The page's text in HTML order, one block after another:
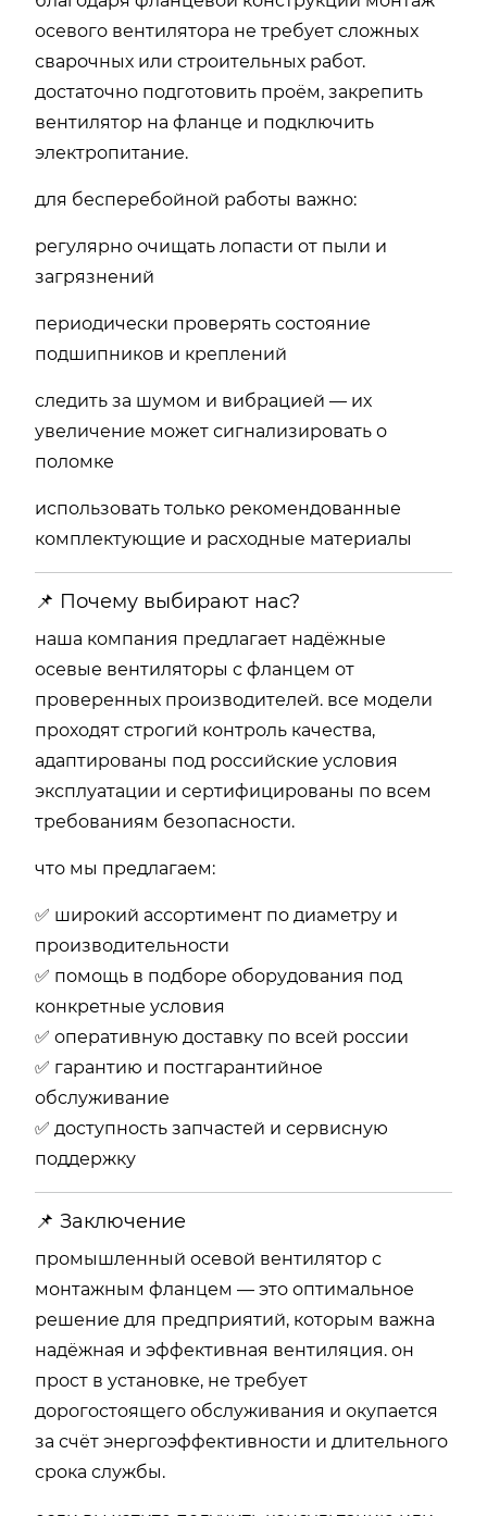
осевого вентилятора не требует сложных
сварочных или строительных работ.
достаточно подготовить проём, закрепить
вентилятор на фланце и подключить
электропитание.
для бесперебойной работы важно:
регулярно очищать лопасти от пыли и
загрязнений
периодически проверять состояние
подшипников и креплений
следить за шумом и вибрацией — их
увеличение может сигнализировать о
поломке
использовать только рекомендованные
комплектующие и расходные материалы
📌 Почему выбирают нас?
наша компания предлагает надёжные
осевые вентиляторы с фланцем от
проверенных производителей. все модели
проходят строгий контроль качества,
адаптированы под российские условия
эксплуатации и сертифицированы по всем
требованиям безопасности.
что мы предлагаем:
✅ широкий ассортимент по диаметру и
производительности
✅ помощь в подборе оборудования под
конкретные условия
✅ оперативную доставку по всей россии
✅ гарантию и постгарантийное
обслуживание
✅ доступность запчастей и сервисную
поддержку
📌 Заключение
промышленный осевой вентилятор с
монтажным фланцем — это оптимальное
решение для предприятий, которым важна
надёжная и эффективная вентиляция. он
прост в установке, не требует
дорогостоящего обслуживания и окупается
за счёт энергоэффективности и длительного
срока службы.